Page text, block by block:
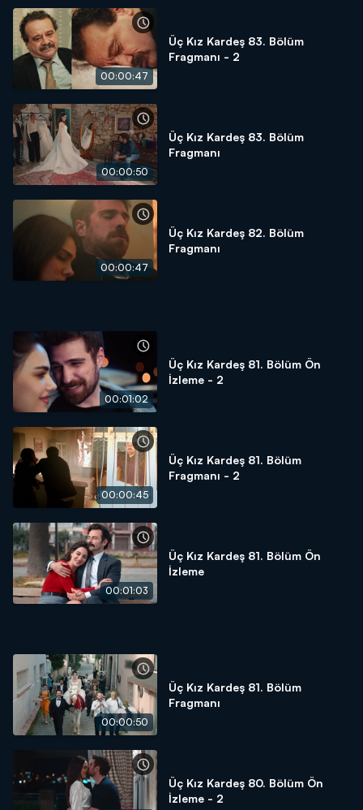
00:00:47
Üç Kız Kardeş 83. Bölüm
Fragmanı - 2
00:00:50
Üç Kız Kardeş 83. Bölüm
Fragmanı
00:00:47
Üç Kız Kardeş 82. Bölüm
Fragmanı
00:01:02
Üç Kız Kardeş 81. Bölüm Ön
İzleme - 2
00:00:45
Üç Kız Kardeş 81. Bölüm
Fragmanı - 2
00:01:03
Üç Kız Kardeş 81. Bölüm Ön
İzleme
00:00:50
Üç Kız Kardeş 81. Bölüm
Fragmanı
Üç Kız Kardeş 80. Bölüm Ön
İzleme - 2